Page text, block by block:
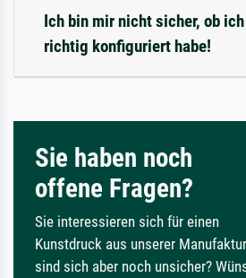
Ich bin mir nicht sicher, ob
richtig konfiguriert habe!
Sie haben noch
offene Fragen?
Sie interessieren sich für einen
Kunstdruck aus unserer
sind sich aber noch unsicher?